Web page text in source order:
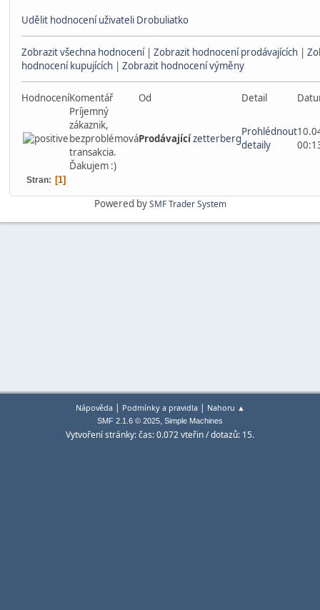
Udělit hodnocení uživateli Drobuliatko
Zobrazit všechna hodnocení| Zobrazit hodnocení prodávajících |
hodnocení kupujících | Zobrazit hodnocení výměny
HodnoceníKomentář Od Detail
Príjemný
zákaznik,
bezproblémová
transakcia.
Ďakujem :)
Prodávajícízetterberg
Prohlédnout
detaily
Stran 1
Powered bySMF Trader System
Nápověda| Podmínky a pravidla| Nahoru ▲
SMF 2.1.6 © 2025, Simple Machines
Vytvoření stránky: čas: 0.072 vteřin / dotazů: 15.